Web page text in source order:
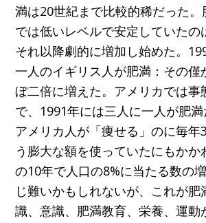
満は20世紀まで比較的稀だった。
では低いレベルで安定していたの
それ以降劇的に増加し始めた。
一人のイギリス人が肥満：その僅
ぼ二倍に増えた。アメリカでは事
で、1991年には三人に一人が肥
アメリカ人が「痩せる」のに毎年
う膨大な額を使っていたにもかか
の10年で人口の8%に当たる数の
じ難いかもしれないが、これが肥
識、意識、肥満教育、栄養、運動